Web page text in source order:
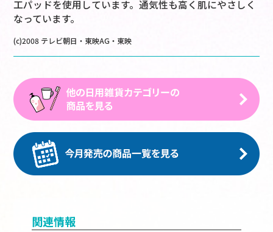
工パッドを使用しています。通気性も高く肌にやさしく
なっています。
(c)2008 テレビ朝日・東映AG・東映
関連情報